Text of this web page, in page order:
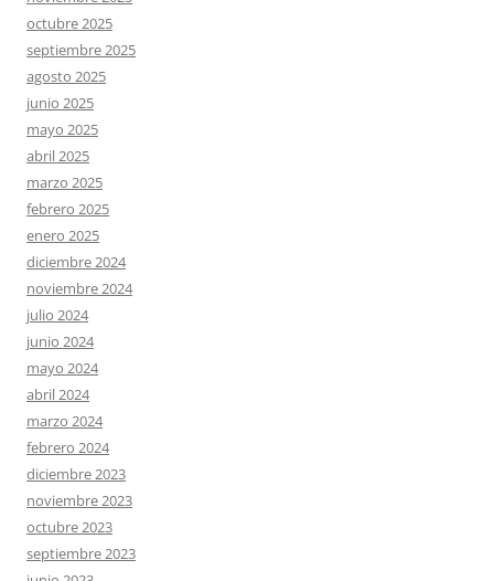
octubre 2025
septiembre 2025
agosto 2025
junio 2025
mayo 2025
abril 2025
marzo 2025
febrero 2025
enero 2025
diciembre 2024
noviembre 2024
julio 2024
junio 2024
mayo 2024
abril 2024
marzo 2024
febrero 2024
diciembre 2023
noviembre 2023
octubre 2023
septiembre 2023